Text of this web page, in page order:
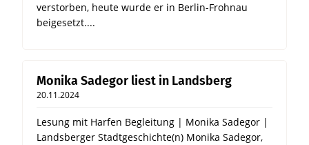
verstorben, heute wurde er in Berlin-Frohnau
beigesetzt....
Monika Sadegor liest in Landsberg
20.11.2024
Lesung mit Harfen Begleitung | Monika Sadegor |
Landsberger Stadtgeschichte(n) Monika Sadegor,